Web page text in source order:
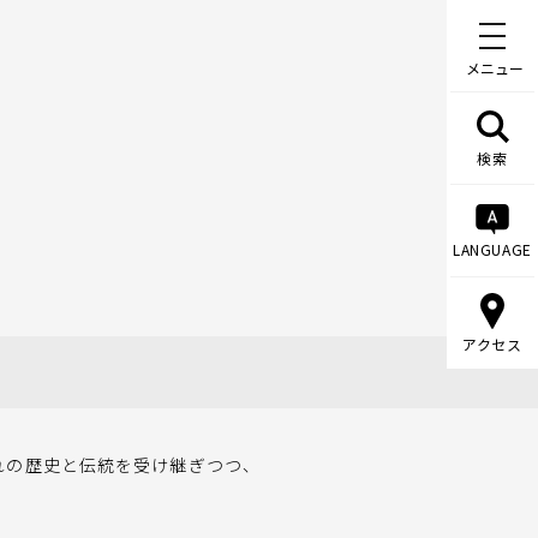
メニュー
検索
LANGUAGE
アクセス
歴史と伝統を受け継ぎつつ、